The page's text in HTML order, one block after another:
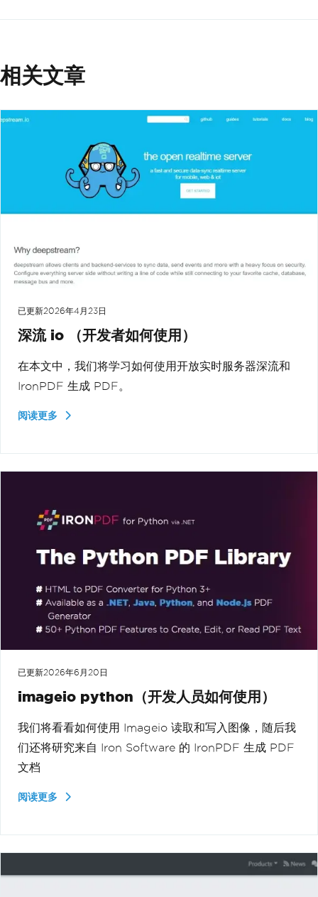
相关文章
已更新2026年4月23日
深流 io （开发者如何使用）
在本文中，我们将学习如何使用开放实时服务器深流和
IronPDF 生成 PDF。
阅读更多
已更新2026年6月20日
imageio python（开发人员如何使用）
我们将看看如何使用 Imageio 读取和写入图像，随后我
们还将研究来自 Iron Software 的 IronPDF 生成 PDF
文档
阅读更多